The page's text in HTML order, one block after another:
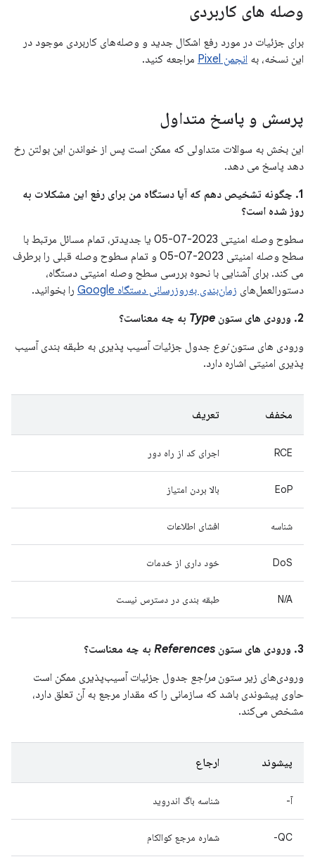
وصله های کاربردی
برای جزئیات در مورد رفع اشکال جدید و وصله‌های کاربردی موجود در
این نسخه، به انجمن Pixel مراجعه کنید.
پرسش و پاسخ متداول
این بخش به سوالات متداولی که ممکن است پس از خواندن این بولتن رخ
دهد پاسخ می دهد.
1. چگونه تشخیص دهم که آیا دستگاه من برای رفع این مشکلات به
روز شده است؟
سطوح وصله امنیتی 2023-07-05 یا جدیدتر، تمام مسائل مرتبط با
سطح وصله امنیتی 2023-07-05 و تمام سطوح وصله قبلی را برطرف
می کند. برای آشنایی با نحوه بررسی سطح وصله امنیتی دستگاه،
دستورالعمل‌های زمان‌بندی به‌روزرسانی دستگاه Google
را بخوانید.
2. ورودی های ستون
Type به چه معناست؟
ورودی های ستوننوع جدول جزئیات آسیب پذیری به طبقه بندی آسیب
پذیری امنیتی اشاره دارد.
مخفف تعریف
RCE اجرای کد از راه دور
EoP بالا بردن امتیاز
شناسه افشای اطلاعات
DoS خود داری از خدمات
N/A طبقه بندی در دسترس نیست
3. ورودی های ستون References به چه معناست؟
ورودی‌های زیر ستون مراجع جدول جزئیات آسیب‌پذیری ممکن است
حاوی پیشوندی باشد که سازمانی را که مقدار مرجع به آن تعلق دارد،
مشخص می‌کند.
پیشوند ارجاع
آ- شناسه باگ اندروید
QC- شماره مرجع کوالکام